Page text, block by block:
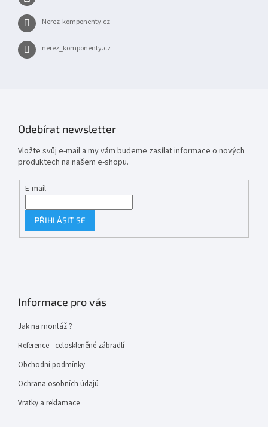
Nerez-komponenty.cz
nerez_komponenty.cz
Odebírat newsletter
Vložte svůj e-mail a my vám budeme zasílat informace o nových
produktech na našem e-shopu.
E-mail
PŘIHLÁSIT SE
Informace pro vás
Jak na montáž ?
Reference - celoskleněné zábradlí
Obchodní podmínky
Ochrana osobních údajů
Vratky a reklamace